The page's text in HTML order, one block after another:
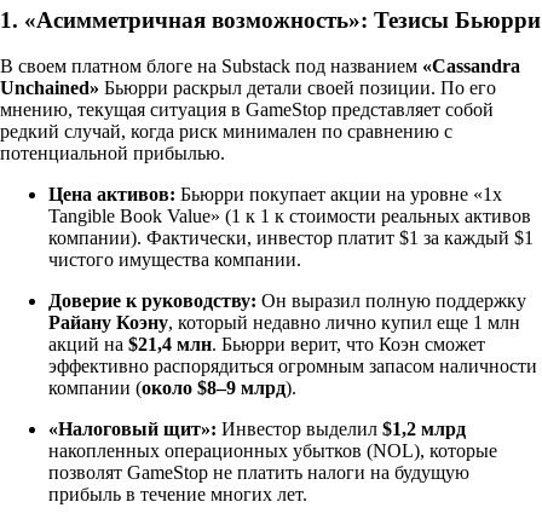
1. «Асимметричная возможность»: Тезисы Бьюрри
В своем платном блоге на Substack под названием «Cassandra
Unchained» Бьюрри раскрыл детали своей позиции. По его
мнению, текущая ситуация в GameStop представляет собой
редкий случай, когда риск минимален по сравнению с
потенциальной прибылью.
Цена активов: Бьюрри покупает акции на уровне «1x
Tangible Book Value» (1 к 1 к стоимости реальных активов
компании). Фактически, инвестор платит $1 за каждый $1
чистого имущества компании.
Доверие к руководству: Он выразил полную поддержку
Райану Коэну, который недавно лично купил еще 1 млн
акций на $21,4 млн. Бьюрри верит, что Коэн сможет
эффективно распорядиться огромным запасом наличности
компании (около $8–9 млрд).
«Налоговый щит»: Инвестор выделил $1,2 млрд
накопленных операционных убытков (NOL), которые
позволят GameStop не платить налоги на будущую
прибыль в течение многих лет.